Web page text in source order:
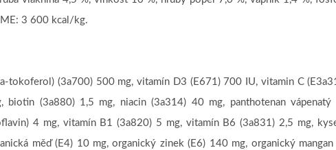
3 600 kcal/kg.
tokoferol) (3a700) 500 mg, vitamín D3 (E671) 700 IU, vitamin C
(3a880) 1,5 mg, niacin (3a314) 40 mg, panthotenan
4 mg, vitamín B1 (3a820) 5 mg, vitamín B6 (3a831) 2,5 mg,
měď (E4) 10 mg, organický zinek (E6) 140 mg, organický